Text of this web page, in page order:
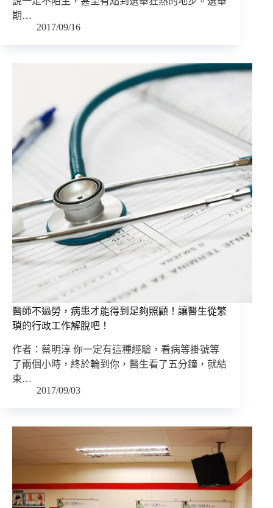
期…
2017/09/16
醫師不過勞，病患才能得到足夠照顧！讓醫生從繁
瑣的行政工作解脫吧！
作者：蔡明淳 你一定有這種經驗，看病等掛號等
了兩個小時，終於輪到你，醫生看了五分鐘，就結
束…
2017/09/03